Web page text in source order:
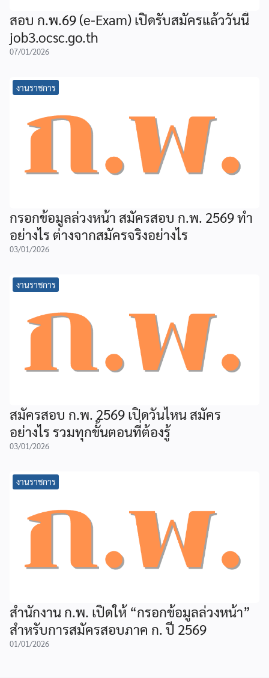
สอบ ก.พ.69 (e-Exam) เปิดรับสมัครแล้ววันนี้
job3.ocsc.go.th
07/01/2026
งานราชการ
กรอกข้อมูลล่วงหน้า สมัครสอบ ก.พ. 2569 ทำ
อย่างไร ต่างจากสมัครจริงอย่างไร
03/01/2026
งานราชการ
สมัครสอบ ก.พ. 2569 เปิดวันไหน สมัคร
อย่างไร รวมทุกขั้นตอนที่ต้องรู้
03/01/2026
งานราชการ
สำนักงาน ก.พ. เปิดให้ “กรอกข้อมูลล่วงหน้า”
สำหรับการสมัครสอบภาค ก. ปี 2569
01/01/2026